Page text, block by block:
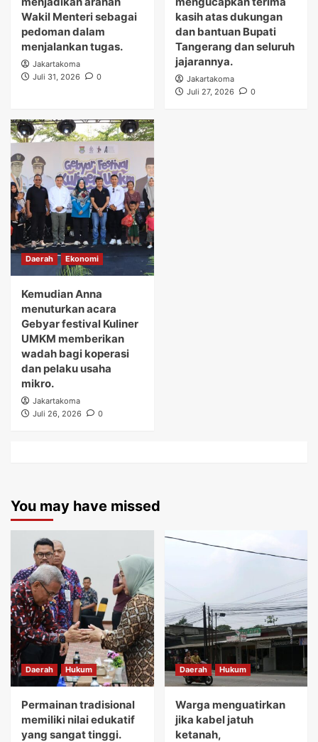
Wakil Menteri sebagai
pedoman dalam
menjalankan tugas.
Jakartakoma
Juli 31, 2026
0
kasih atas dukungan
dan bantuan Bupati
Tangerang dan seluruh
jajarannya.
Jakartakoma
Juli 27, 2026
0
Daerah Ekonomi
Kemudian Anna
menuturkan acara
Gebyar festival Kuliner
UMKM memberikan
wadah bagi koperasi
dan pelaku usaha
mikro.
Jakartakoma
Juli 26, 2026
0
You may have missed
Daerah Hukum
Permainan tradisional
memiliki nilai edukatif
yang sangat tinggi.
Daerah Hukum
Warga menguatirkan
jika kabel jatuh
ketanah,